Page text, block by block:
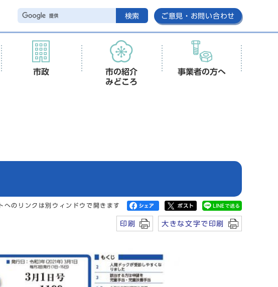
検索 ご意見・お問い合わせ
市政
市の紹介
みどころ
事業者の方へ
へのリンクは別ウィンドウで開きます
印刷 大きな文字で印刷